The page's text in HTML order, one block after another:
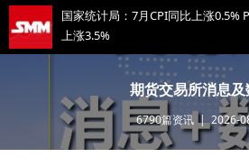
国家统计局：7月CPI同比上涨0.5%
上涨3.5%
非农爆冷打击加息预期 美元周线两
涨跌互现 贵金属周线大反攻【隔夜
2026 SMM锌业大会圆满落幕！大咖
寻锌行业破局发展新机遇
期货交易所消息
6790篇资讯|2026-